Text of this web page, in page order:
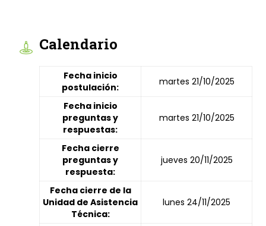
Calendario
Fecha inicio
postulación:
martes 21/10/2025
Fecha inicio
preguntas y
respuestas:
martes 21/10/2025
Fecha cierre
preguntas y
respuesta:
jueves 20/11/2025
Fecha cierre de la
Unidad de Asistencia
Técnica:
lunes 24/11/2025